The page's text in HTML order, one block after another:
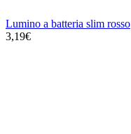
Lumino a batteria slim rosso
3,19€